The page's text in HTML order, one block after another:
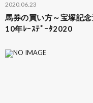
2020.06.23
馬券の買い方～宝塚記
10年ﾚｰｽﾃﾞｰﾀ2020